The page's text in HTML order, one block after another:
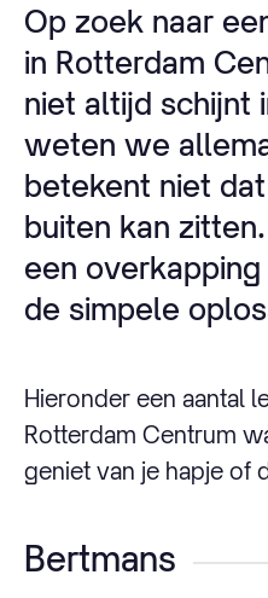
Op zoek naar
in Rotterdam
niet altijd schijnt
weten we
betekent niet
buiten kan
een
de simpele
Hieronder een aantal
Rotterdam Centrum
geniet van je hapje of
Bertmans